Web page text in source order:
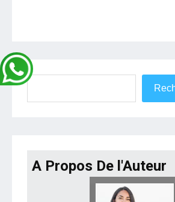
Rechercher
A Propos De l'Auteur